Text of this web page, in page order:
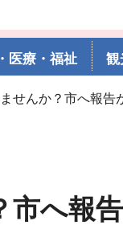
医療・福祉 観
せんか？市へ報告
市へ報